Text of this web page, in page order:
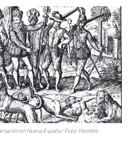
en Nueva España / Foto: Hombre